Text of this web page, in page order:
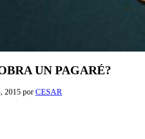
UN PAGARÉ?
2015 porCESAR